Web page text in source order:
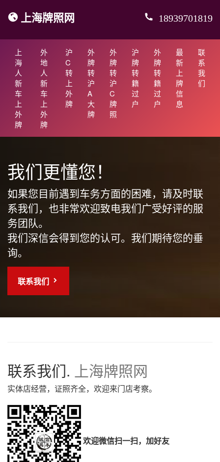
上海牌照网 18939701819
上
海
人
新
车
上
外
牌
外
地
人
新
车
上
外
牌
沪
C
转
上
外
牌
外
牌
转
沪
A
大
牌
外
牌
转
沪
C
牌
照
沪
牌
转
籍
过
户
外
牌
转
籍
过
户
最
新
上
牌
信
息
联
系
我
们
我们更懂您！
如果您目前遇到车务方面的困难，请及时联
系我们，也非常欢迎致电我们广受好评的服
务团队。
我们深信会得到您的认可。我们期待您的垂
询。
联系我们
联系我们. 上海牌照网
实体店经营，证照齐全，欢迎来门店考察。
欢迎微信扫一扫，加好友